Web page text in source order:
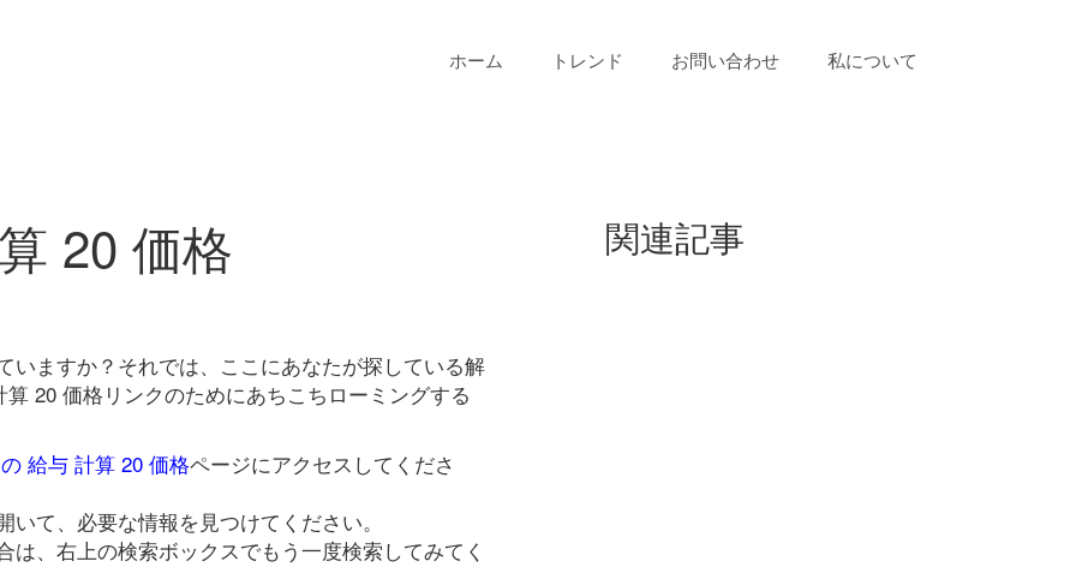
ホーム トレンド お問い合わせ 私について
20 価格
いますか？それでは、ここにあなたが探している解
20 価格リンクのためにあちこちローミングする
給与 計算 20 価格ページにアクセスしてくださ
て、必要な情報を見つけてください。
は、右上の検索ボックスでもう一度検索してみてく
関連記事